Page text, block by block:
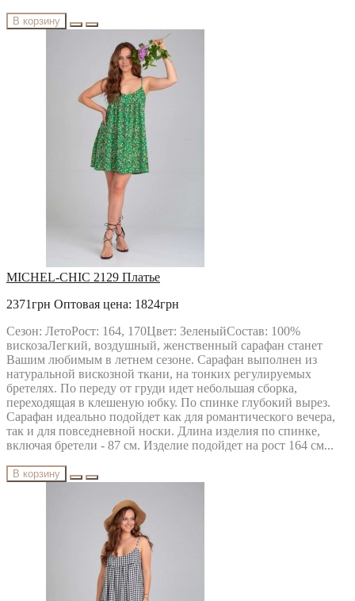
В корзину
MICHEL-CHIC 2129 Платье
2371грн Оптовая цена: 1824грн
Сезон: ЛетоРост: 164, 170Цвет: ЗеленыйСостав: 100%
вискозаЛегкий, воздушный, женственный сарафан станет
Вашим любимым в летнем сезоне. Сарафан выполнен из
натуральной вискозной ткани, на тонких регулируемых
бретелях. По переду от груди идет небольшая сборка,
переходящая в клешеную юбку. По спинке глубокий вырез.
Сарафан идеально подойдет как для романтического вечера,
так и для повседневной носки. Длина изделия по спинке,
включая бретели - 87 см. Изделие подойдет на рост 164 см...
В корзину